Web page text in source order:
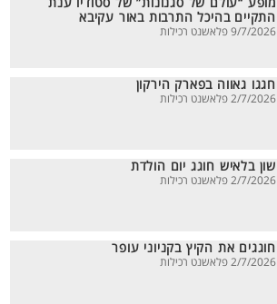
מופע “עולם של סגנונות” של סטודיו ענת
התקיים בהיכל התרבות באור עקיבא
9/7/2026 פלאשנט רכילות
חגגו גאווה בפארק הירקון
2/7/2026 פלאשנט רכילות
שון בלאיש חוגג יום הולדת
2/7/2026 פלאשנט רכילות
חוגגים את הקיץ בקניוני עופר
2/7/2026 פלאשנט רכילות